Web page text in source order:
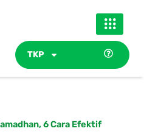
TKP
6 Cara Efektif